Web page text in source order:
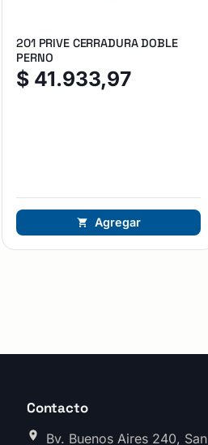
201 PRIVE CERRADURA DOBLE
PERNO
$ 41.933,97
Agregar
Contacto
Bv. Buenos Aires 240, San